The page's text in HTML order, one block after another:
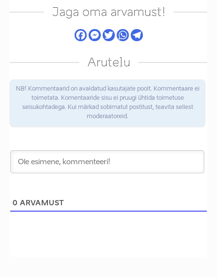
Jaga oma arvamust!
Arutelu
NB! Kommentaarid on avaldatud kasutajate poolt. Kommentaare ei
toimetata. Komentaaride sisu ei pruugi ühtida toimetuse
seisukohtadega. Kui märkad sobimatut postitust, teavita sellest
moderaatoreid.
0 ARVAMUST